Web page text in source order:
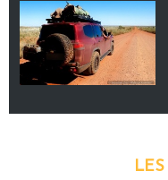
LES